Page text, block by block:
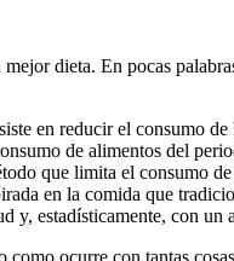
dieta. En pocas
en reducir el consumo
de alimentos del
que limita el consumo
en la comida que
y, estadísticamente, con un
como ocurre con tantas